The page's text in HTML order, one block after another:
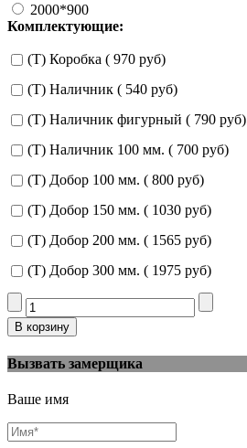
2000*900
Комплектующие:
(Т) Коробка ( 970 руб)
(Т) Наличник ( 540 руб)
(Т) Наличник фигурный ( 790 руб)
(Т) Наличник 100 мм. ( 700 руб)
(Т) Добор 100 мм. ( 800 руб)
(Т) Добор 150 мм. ( 1030 руб)
(Т) Добор 200 мм. ( 1565 руб)
(Т) Добор 300 мм. ( 1975 руб)
Вызвать замерщика
Ваше имя